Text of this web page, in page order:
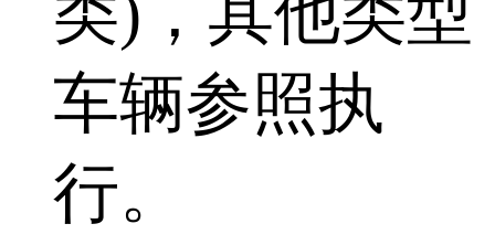
车辆参照执
行。